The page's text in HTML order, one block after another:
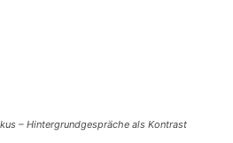
– Hintergrundgespräche als Kontrast